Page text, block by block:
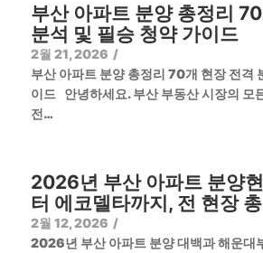
부산 아파트 분양 총정리
분석 및 필승 청약 가이드
2월 21, 2026 /
부산 아파트 분양 총정리 70개 현장 전격
이드 안녕하세요. 부산 부동산 시장의 모
전…
2026년 부산 아파트 분양
터 에코델타까지, 전 현장
2월 12, 2026 /
2026년 부산 아파트 분양 대백과 해운대